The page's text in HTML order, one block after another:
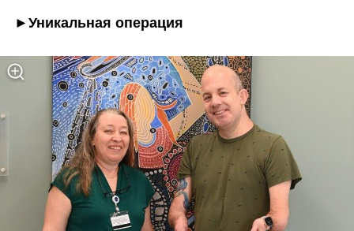
►Уникальная операция